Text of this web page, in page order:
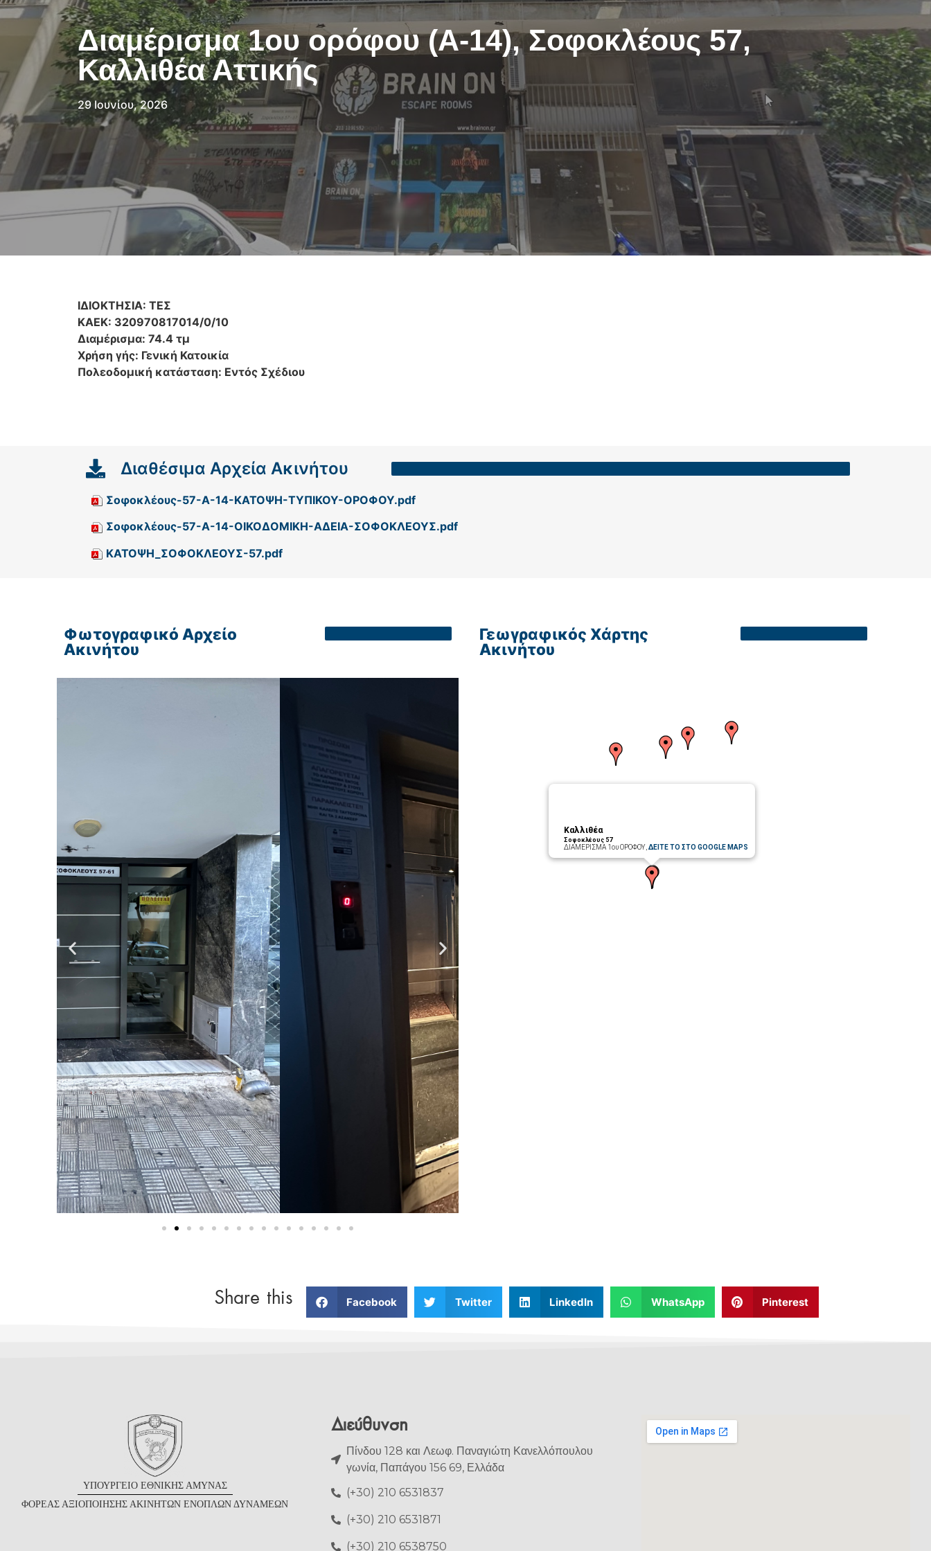
Διαμέρισμα 1ου ορόφου (Α-14), Σοφοκλέους 57,
Καλλιθέα Αττικής
29 Ιουνίου, 2026
ΙΔΙΟΚΤΗΣΙΑ: ΤΕΣ
ΚΑΕΚ: 320970817014/0/10
Διαμέρισμα: 74.4 τμ
Χρήση γής: Γενική Κατοικία
Πολεοδομική κατάσταση: Εντός Σχέδιου
Διαθέσιμα Αρχεία Ακινήτου
Σοφοκλέους-57-Α-14-ΚΑΤΟΨΗ-ΤΥΠΙΚΟΥ-ΟΡΟΦΟΥ.pdf
Σοφοκλέους-57-Α-14-ΟΙΚΟΔΟΜΙΚΗ-ΑΔΕΙΑ-ΣΟΦΟΚΛΕΟΥΣ.pdf
ΚΑΤΟΨΗ_ΣΟΦΟΚΛΕΟΥΣ-57.pdf
Φωτογραφικό Αρχείο
Ακινήτου
Γεωγραφικός Χάρτης
Ακινήτου
Καλλιθέα
Σοφοκλέους 57
ΔΙΑΜΕΡΙΣΜΑ 1ου ΟΡΟΦΟΥ, ΔΕΙΤΕ ΤΟ ΣΤΟ GOOGLE MAPS
Share this Facebook Twitter LinkedIn WhatsApp Pinterest
ΥΠΟΥΡΓΕΙΟ ΕΘΝΙΚΗΣ ΑΜΥΝΑΣ
ΦΟΡΕΑΣ ΑΞΙΟΠΟΙΗΣΗΣ ΑΚΙΝΗΤΩΝΕΝΟΠΛΩΝΔΥΝΑΜΕΩΝ
Διεύθυνση
Πίνδου 128 και Λεωφ. Παναγιώτη Κανελλόπουλου
γωνία, Παπάγου 156 69, Ελλάδα
(+30) 210 6531837
(+30) 210 6531871
(+30) 210 6538750